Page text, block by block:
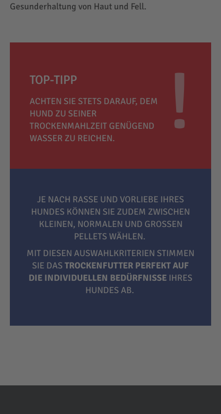
Gesunderhaltung von Haut und Fell.
TOP-TIPP
ACHTEN SIE STETS DARAUF, DEM
HUND ZU SEINER
TROCKENMAHLZEIT GENÜGEND
WASSER ZU REICHEN.
JE NACH RASSE UND VORLIEBE IHRES
HUNDES KÖNNEN SIE ZUDEM ZWISCHEN
KLEINEN, NORMALEN UND GROSSEN P
ELLETS WÄHLEN.
MIT DIESEN AUSWAHLKRITERIEN STIMMEN
SIE DAS TROCKENFUTTER PERFEKT AUF
DIE INDIVIDUELLEN BEDÜRFNISSE IHRES
HUNDES AB.